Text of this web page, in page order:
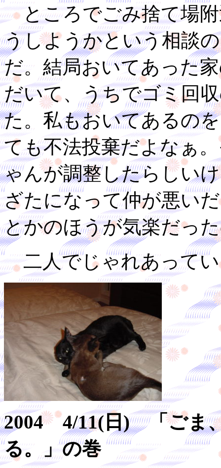
ところでごみ捨て場附
うしようかという相談
だ。結局おいてあった
だいて、うちでゴミ回
た。私もおいてあるの
ても不法投棄だよなぁ
ゃんが調整したらしい
ざたになって仲が悪い
とかのほうが気楽だっ
二人でじゃれあってい
2004 4/11(日) 「ごま
る。」の巻